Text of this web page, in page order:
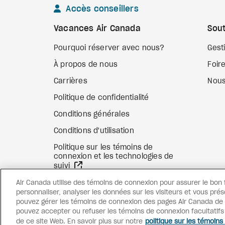
Accès conseillers
Vacances Air Canada
Pourquoi réserver avec nous?
À propos de nous
Carrières
Politique de confidentialité
Conditions générales
Conditions d'utilisation
Politique sur les témoins de
connexion et les technologies de
suivi
Air Canada utilise des témoins de connexion pour assurer le
personnaliser, analyser les données sur les visiteurs et vous
pouvez gérer les témoins de connexion des pages Air Canada
pouvez accepter ou refuser les témoins de connexion facultatifs
de ce site Web. En savoir plus sur notre politique sur les